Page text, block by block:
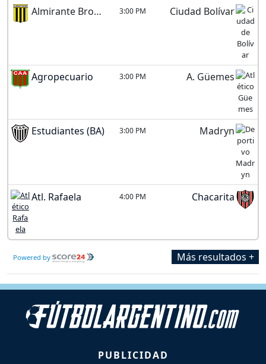
Almirante Brown
3:00 PM Ciudad Bolívar
Agropecuario 3:00 PM A. Güemes
Estudiantes (BA) 3:00 PM Madryn
Atl. Rafaela 4:00 PM Chacarita
Powered by Más resultados +
PUBLICIDAD